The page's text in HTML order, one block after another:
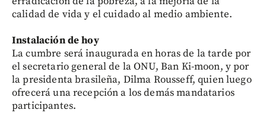
calidad de vida y el cuidado al medio ambiente.
Instalación de hoy
La cumbre será inaugurada en horas de la tarde por
el secretario general de la ONU, Ban Ki-moon, y por
la presidenta brasileña, Dilma Rousseff, quien luego
ofrecerá una recepción a los demás mandatarios
participantes.